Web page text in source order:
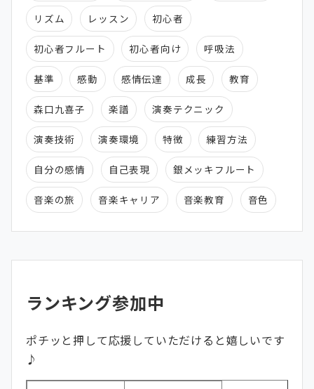
リズム レッスン 初心者
初心者フルート 初心者向け 呼吸法
基準 感動 感情伝達 成長 教育
森口九喜子 楽譜 演奏テクニック
演奏技術 演奏環境 特徴 練習方法
自分の感情 自己表現 銀メッキフルート
音楽の旅 音楽キャリア 音楽教育 音色
ランキング参加中
ポチッと押して応援していただけると嬉しいです
♪